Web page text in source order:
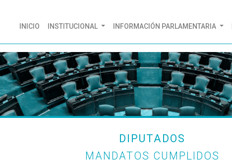
INICIO (CURRENT)
INSTITUCIONAL INFORMACIÓN PARLAMENTARIA
DIPUTADOS
MANDATOS CUMPLIDOS